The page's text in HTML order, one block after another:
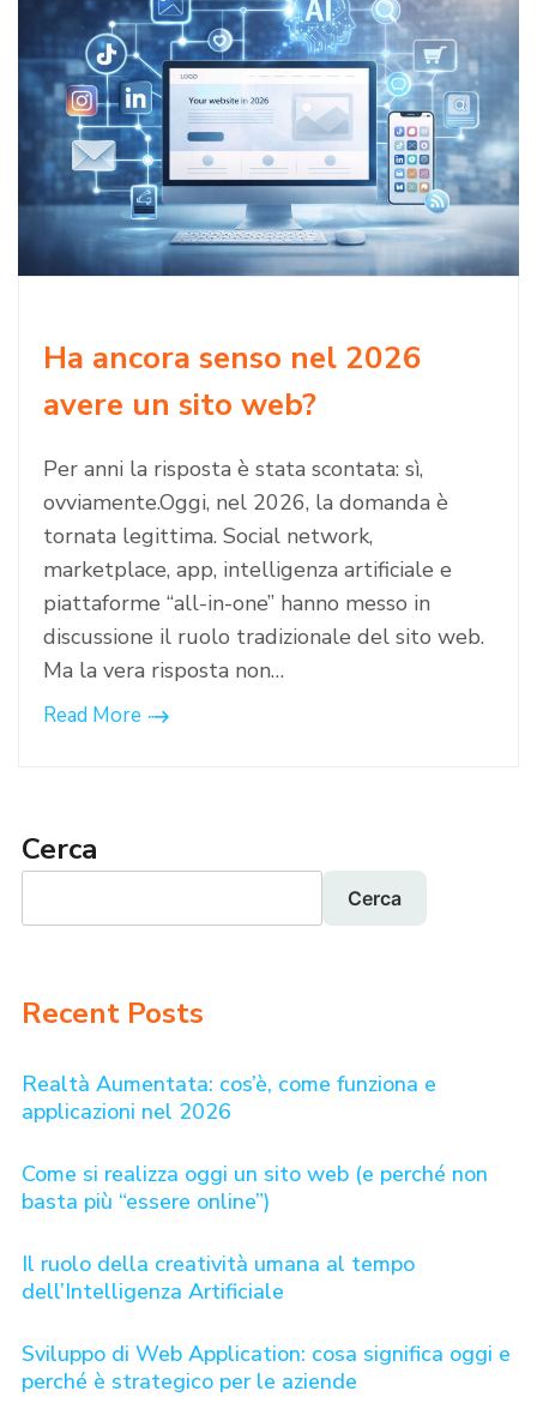
Ha ancora senso nel 2026
avere un sito web?
Per anni la risposta è stata scontata: sì,
ovviamente.Oggi, nel 2026, la domanda è
tornata legittima. Social network,
marketplace, app, intelligenza artificiale e
piattaforme “all-in-one” hanno messo in
discussione il ruolo tradizionale del sito web.
Ma la vera risposta non…
Read More
Cerca
Cerca
Recent Posts
Realtà Aumentata: cos’è, come funziona e
applicazioni nel 2026
Come si realizza oggi un sito web (e perché non
basta più “essere online”)
Il ruolo della creatività umana al tempo
dell’Intelligenza Artificiale
Sviluppo di Web Application: cosa significa oggi e
perché è strategico per le aziende